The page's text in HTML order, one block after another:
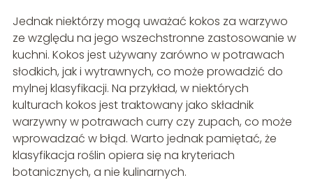
Jednak niektórzy mogą uważać kokos za warzywo
ze względu na jego wszechstronne zastosowanie w
kuchni. Kokos jest używany zarówno w potrawach
słodkich, jak i wytrawnych, co może prowadzić do
mylnej klasyfikacji. Na przykład, w niektórych
kulturach kokos jest traktowany jako składnik
warzywny w potrawach curry czy zupach, co może
wprowadzać w błąd. Warto jednak pamiętać, że
klasyfikacja roślin opiera się na kryteriach
botanicznych, a nie kulinarnych.